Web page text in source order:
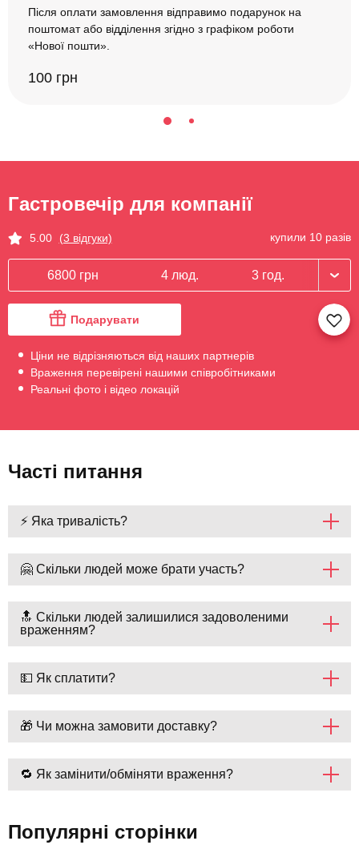
Після оплати замовлення відправимо подарунок на
поштомат або відділення згідно з графіком роботи
«Нової пошти».
100 грн
Гастровечір для компанії
5.00 (3 відгуки) купили 10 разів
6800 грн 4 люд. 3 год.
Подарувати
Ціни не відрізняються від наших партнерів
Враження перевірені нашими співробітниками
Реальні фото і відео локацій
Часті питання
⚡ Яка тривалість?
🤗 Скільки людей може брати участь?
🔝 Скільки людей залишилися задоволеними
враженням?
💵 Як сплатити?
🎁 Чи можна замовити доставку?
🔁 Як замінити/обміняти враження?
Популярні сторінки